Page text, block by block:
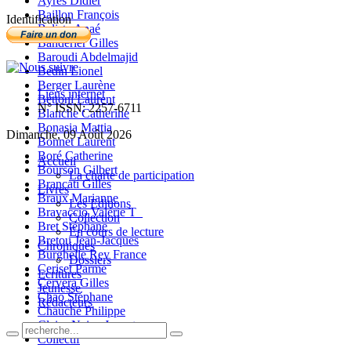
Baillon François
Balista Anaé
Banderier Gilles
Baroudi Abdelmajid
Bedin Lionel
Berger Laurène
Bettoni Laurent
Blanche Catherine
Bonasia Mattia
Bonnet Laurent
Boré Catherine
Bourson Gilbert
Brancati Gilles
Braux Marianne
Bravaccio Valérie T_
Bret Stéphane
Bretou Jean-Jacques
Burghelle Rey France
Ceriset Parme
Cervera Gilles
Chao Stéphane
Chauché Philippe
Claire-Neige Jaunet
Collectif
Identification
Liens internet
N° ISSN: 2257-6711
Dimanche, 09 Août 2026
Accueil
La charte de participation
Livres
Les Editions
Collection
En cours de lecture
Chroniques
Dossiers
Ecritures
Jeunesse
Rédacteurs